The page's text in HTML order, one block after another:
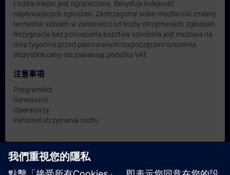
Liczba miejsc jest ograniczona. Decyduje kolejność
napływających zgłoszeń. Zastrzegamy sobie możliwość zmiany
terminów szkoleń w zależności od liczby otrzymanych zgłoszeń.
Rezygnacja bez ponoszenia kosztów szkolenia jest możliwa na
dwa tygodnie przed planowanym rozpoczęciem szkolenia.
Wszystkie ceny nie zawierają podatku VAT.
注意事項
Programiści
Serwisanci
Operatorzy
Personel utrzymania ruchu